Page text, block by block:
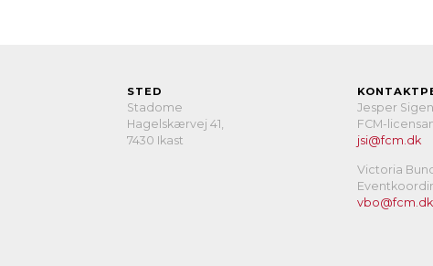
STED
Stadome
Hagelskærvej 41,
7430 Ikast
Jesper Sigen
FCM-
jsi@fcm.dk
Victoria
vbo@fcm.dk